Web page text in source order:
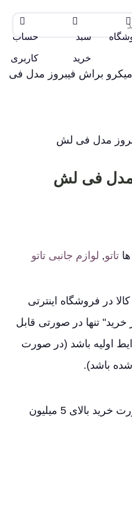
سبد
خرید
حساب
کاربری
براش فیبروز مدل فی
مدل فی لش
تاتو, لوازم جانبی تاتو
در فروشگاه اینترتی
خرید" تنها در صورتی قابل
اولیه باشد (در صورت
شده باشد).
ارسال رایگان کالا در صورت خرید بالای 5 میلیون